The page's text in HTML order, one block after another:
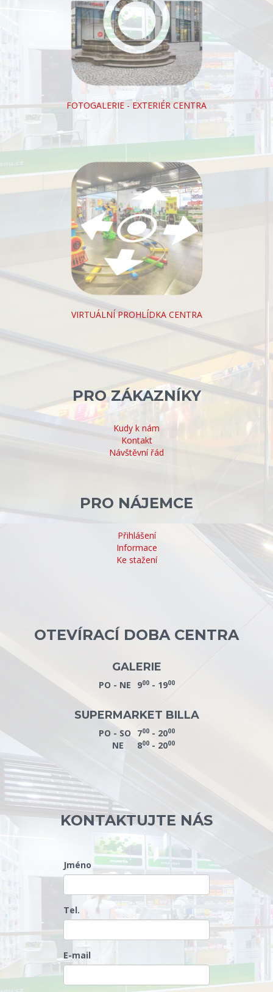
FOTOGALERIE - EXTERIÉR CENTRA
VIRTUÁLNÍ PROHLÍDKA CENTRA
PRO ZÁKAZNÍKY
Kudy k nám
Kontakt
Návštěvní řád
PRO NÁJEMCE
Přihlášení
Informace
Ke stažení
OTEVÍRACÍ DOBA CENTRA
GALERIE
PO - NE 900- 1900
SUPERMARKET BILLA
PO - SO 700- 2000
NE 800- 2000
KONTAKTUJTE NÁS
Jméno
Tel.
E-mail